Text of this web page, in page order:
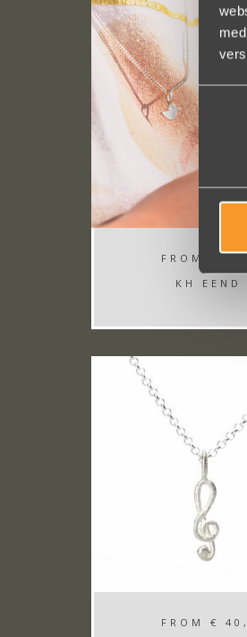
FROM
€
KH EEND
FROM
€